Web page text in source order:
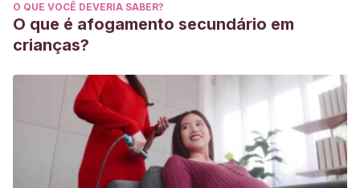
and bone. Clin Cases Miner Bone Metab. 2017 May-
Aug;14(2):200-206. doi: 10.11138/ccmbm/2017.14.1.200. Epub
2017 Oct 25. PMID: 29263734; PMCID: PMC5726210.
Kellie F. J. Vitamin K supplementation during pregnancy for
improving outcomes. Cochrane Database System Reviews.
Junio 2017. CD10920.
National Institutes of Health. Office of Dietary Supplements.
Vitamin K. U. S. Department of Health and Human Services.
O QUE VOCÊ DEVERIA SABER?
O que é afogamento secundário em
crianças?